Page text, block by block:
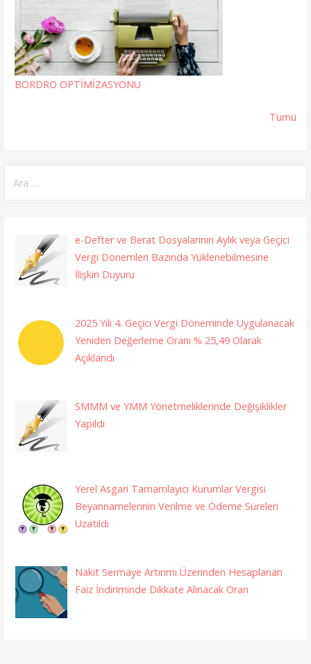
BORDRO OPTİMİZASYONU
Tümü
e-Defter ve Berat Dosyalarının Aylık veya Geçici
Vergi Dönemleri Bazında Yüklenebilmesine
İlişkin Duyuru
2025 Yılı 4. Geçici Vergi Döneminde Uygulanacak
Yeniden Değerleme Oranı % 25,49 Olarak
Açıklandı
SMMM ve YMM Yönetmeliklerinde Değişiklikler
Yapıldı
Yerel Asgari Tamamlayıcı Kurumlar Vergisi
Beyannamelerinin Verilme ve Ödeme Süreleri
Uzatıldı
Nakit Sermaye Artırımı Üzerinden Hesaplanan
Faiz İndiriminde Dikkate Alınacak Oran